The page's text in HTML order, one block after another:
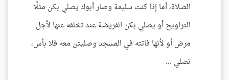
الصلاة، أما إذا كنت سليمة وصار أبوك يصلي بكن مثلًا
التراويح أو يصلي بكن الفريضة عند تخلفه عنها لأجل
مرض أو لأنها فاتته في المسجد وصليتن معه فلا بأس،
تصلي ...